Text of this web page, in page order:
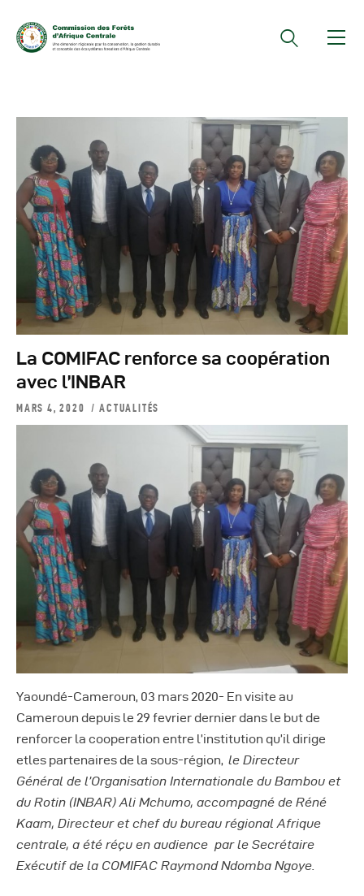
Documents Officiels
Conseils Des Ministres
Comptes Rendus De
Réunions Sous-
Régionales
Rapports
Publications
COMIFAC Newsletter
Réunions Réseaux
La COMIFAC renforce sa coopération
avec l’INBAR
MARS 4, 2020 ACTUALITÉS
Yaoundé-Cameroun, 03 mars 2020- En visite au
Cameroun depuis le 29 fevrier dernier dans le but de
renforcer la cooperation entre l’institution qu’il dirige
etles partenaires de la sous-région, le Directeur
Général de l’Organisation Internationale du Bambou et
du Rotin (INBAR) Ali Mchumo, accompagné de Réné
Kaam, Directeuret chef du bureau régional Afrique
centrale, a été réçu en audience par le Secrétaire
Exécutif de la COMIFAC Raymond Ndomba Ngoye.